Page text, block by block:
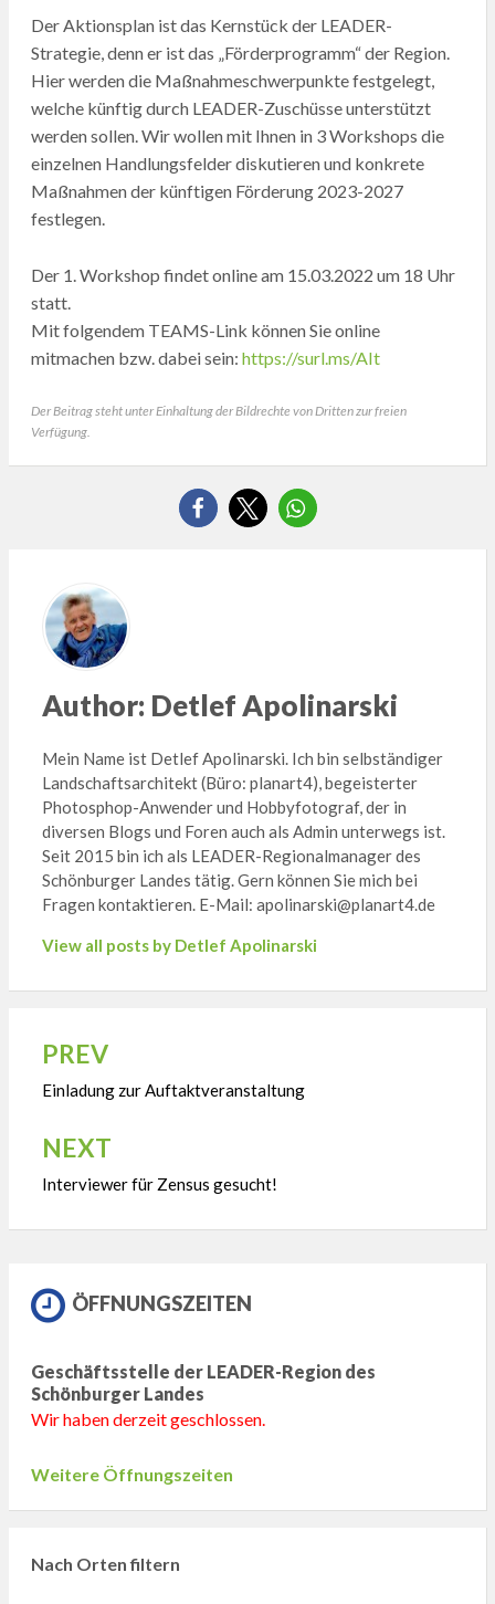
Der Aktionsplan ist das Kernstück der LEADER-
Strategie, denn er ist das „Förderprogramm“ der Region.
Hier werden die Maßnahmeschwerpunkte festgelegt,
welche künftig durch LEADER-Zuschüsse unterstützt
werden sollen. Wir wollen mit Ihnen in 3 Workshops die
einzelnen Handlungsfelder diskutieren und konkrete
Maßnahmen der künftigen Förderung 2023-2027
festlegen.
Der 1. Workshop findet online am 15.03.2022 um 18 Uhr
statt.
Mit folgendem TEAMS-Link können Sie online
mitmachen bzw. dabei sein: https://surl.ms/AIt
Der Beitrag steht unter Einhaltung der Bildrechte von Dritten zur freien
Verfügung.
Author: Detlef Apolinarski
Mein Name ist Detlef Apolinarski. Ich bin selbständiger
Landschaftsarchitekt (Büro: planart4), begeisterter
Photosphop-Anwender und Hobbyfotograf, der in
diversen Blogs und Foren auch als Admin unterwegs ist.
Seit 2015 bin ich als LEADER-Regionalmanager des
Schönburger Landes tätig. Gern können Sie mich bei
Fragen kontaktieren. E-Mail: apolinarski@planart4.de
View all posts by Detlef Apolinarski
Beitragsnavigation
PREV
Einladung zur Auftaktveranstaltung
NEXT
Interviewer für Zensus gesucht!
ÖFFNUNGSZEITEN
Geschäftsstelle der LEADER-Region des
Schönburger Landes
Wir haben derzeit geschlossen.
Weitere Öffnungszeiten
Nach Orten filtern